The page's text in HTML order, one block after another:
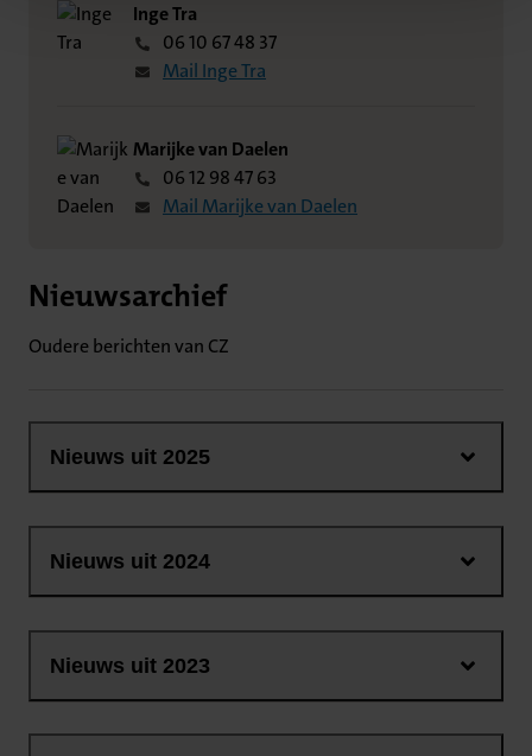
Inge Tra
06 10 67 48 37
Mail Inge Tra
Marijke van Daelen
06 12 98 47 63
Mail Marijke van Daelen
Nieuwsarchief
Oudere berichten van CZ
Nieuws uit 2025
Nieuws uit 2024
Nieuws uit 2023